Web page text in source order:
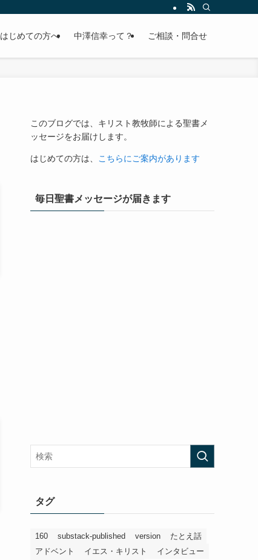
はじめての方へ 中澤信幸って？ ご相談・問合せ
このブログでは、キリスト教牧師による聖書メ
ッセージをお届けします。
はじめての方は、 こちらにご案内があります
毎日聖書メッセージが届きます
タグ
160 substack-published version
たとえ話
アドベント
イエス・キリスト
インタビュー